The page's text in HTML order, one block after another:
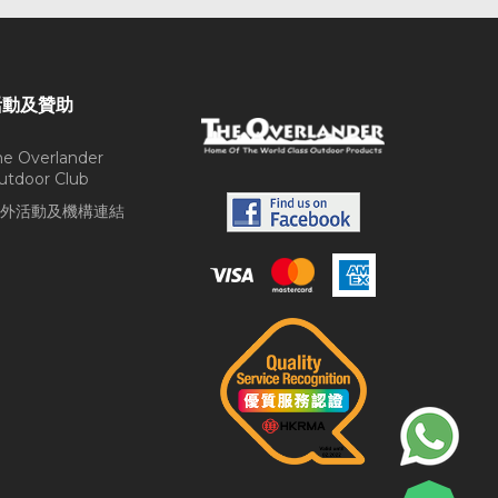
及贊助
Overlander
Club
活動及機構連結